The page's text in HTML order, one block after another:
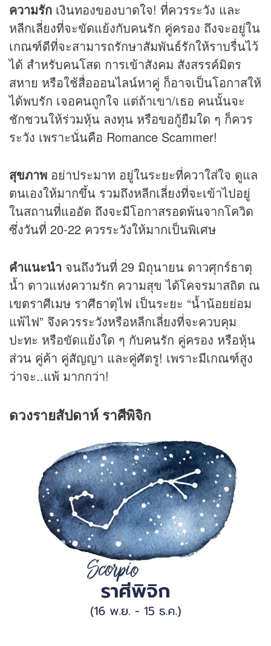
ความรัก เงินทองของบาดใจ! ที่ควรระวัง และ
หลีกเลี่ยงที่จะขัดแย้งกับคนรัก คู่ครอง ถึงจะอยู่ใน
เกณฑ์ดีที่จะสามารถรักษาสัมพันธ์รักให้ราบรื่นไว้
ได้ สำหรับคนโสด การเข้าสังคม สังสรรค์มิตร
สหาย หรือใช้สื่อออนไลน์หาคู่ ก็อาจเป็นโอกาสให้
ได้พบรัก เจอคนถูกใจ แต่ถ้าเขา/เธอ คนนั้นจะ
ชักชวนให้ร่วมหุ้น ลงทุน หรือขอกู้ยืมใด ๆ ก็ควร
ระวัง เพราะนั่นคือ Romance Scammer!
สุขภาพ อย่าประมาท อยู่ในระยะที่ควาใส่ใจ ดูแล
ตนเองให้มากขึ้น รวมถึงหลีกเลี่ยงที่จะเข้าไปอยู่
ในสถานที่แออัด ถึงจะมีโอกาสรอดพ้นจากโควิด
ซึ่งวันที่ 20-22 ควรระวังให้มากเป็นพิเศษ
คำแนะนำ จนถึงวันที่ 29 มิถุนายน ดาวศุกร์ธาตุ
น้ำ ดาวแห่งความรัก ความสุข ได้โคจรมาสถิต ณ
เขตราศีเมษ ราศีธาตุไฟ เป็นระยะ “น้ำน้อยย่อม
แพ้ไฟ” จึงควรระวังหรือหลีกเลี่ยงที่จะควบคุม
ปะทะ หรือขัดแย้งใด ๆ กับคนรัก คู่ครอง หรือหุ้น
ส่วน คู่ค้า คู่สัญญา และคู่ศัตรู! เพราะมีเกณฑ์สูง
ว่าจะ..แพ้ มากกว่า!
ดวงรายสัปดาห์ ราศีพิจิก